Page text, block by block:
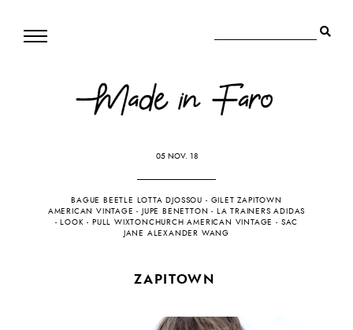
05 NOV. 18
BAGUE BEETLE LOTTA DJOSSOU - GILET ZAPITOWN
AMERICAN VINTAGE -JUPE BENETTON - LA TRAINERS ADIDAS
-LOOK -PULL WIXTONCHURCH AMERICAN VINTAGE - SAC
JANE ALEXANDER WANG
ZAPITOWN